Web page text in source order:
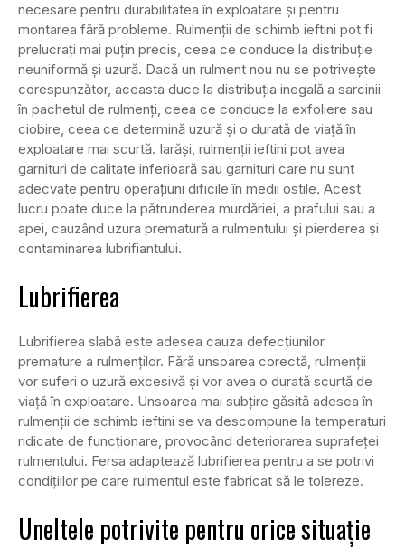
necesare pentru durabilitatea în exploatare și pentru
montarea fără probleme. Rulmenții de schimb ieftini pot fi
prelucrați mai puțin precis, ceea ce conduce la distribuție
neuniformă și uzură. Dacă un rulment nou nu se potrivește
corespunzător, aceasta duce la distribuția inegală a sarcinii
în pachetul de rulmenți, ceea ce conduce la exfoliere sau
ciobire, ceea ce determină uzură și o durată de viață în
exploatare mai scurtă. Iarăși, rulmenții ieftini pot avea
garnituri de calitate inferioară sau garnituri care nu sunt
adecvate pentru operațiuni dificile în medii ostile. Acest
lucru poate duce la pătrunderea murdăriei, a prafului sau a
apei, cauzând uzura prematură a rulmentului și pierderea și
contaminarea lubrifiantului.
Lubrifierea
Lubrifierea slabă este adesea cauza defecțiunilor
premature a rulmenților. Fără unsoarea corectă, rulmenții
vor suferi o uzură excesivă și vor avea o durată scurtă de
viață în exploatare. Unsoarea mai subțire găsită adesea în
rulmenții de schimb ieftini se va descompune la temperaturi
ridicate de funcționare, provocând deteriorarea suprafeței
rulmentului. Fersa adaptează lubrifierea pentru a se potrivi
condițiilor pe care rulmentul este fabricat să le tolereze.
Uneltele potrivite pentru orice situație